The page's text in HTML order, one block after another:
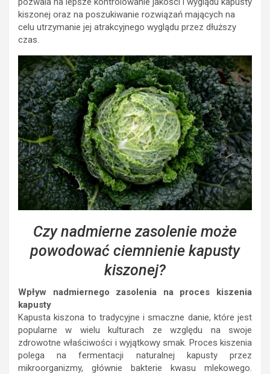
kiszonej oraz na poszukiwanie rozwiązań mających na
celu utrzymanie jej atrakcyjnego wyglądu przez dłuższy
czas.
Czy nadmierne zasolenie może
powodować ciemnienie kapusty
kiszonej?
Wpływ nadmiernego zasolenia na proces kiszenia
kapusty
Kapusta kiszona to tradycyjne i smaczne danie, które jest
popularne w wielu kulturach ze względu na swoje
zdrowotne właściwości i wyjątkowy smak. Proces kiszenia
polega na fermentacji naturalnej kapusty przez
mikroorganizmy, głównie bakterie kwasu mlekowego.